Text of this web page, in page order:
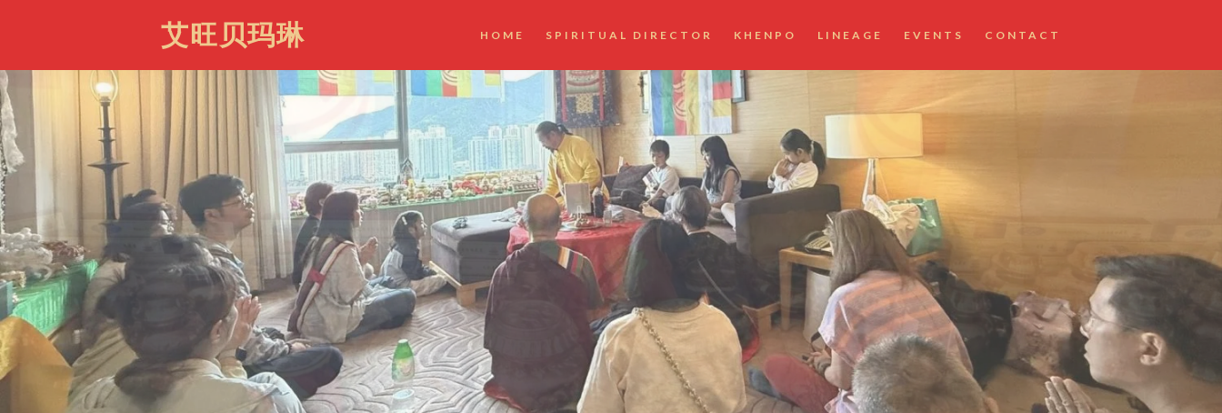
艾旺贝玛琳 HOME SPIRITUAL DIRECTOR KHENPO LINEAGE EVENTS CONTACT